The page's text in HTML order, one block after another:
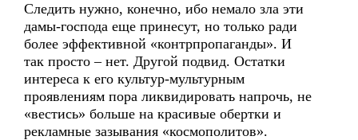
Следить нужно, конечно, ибо немало зла эти
дамы-господа еще принесут, но только ради
более эффективной «контрпропаганды». И
так просто – нет. Другой подвид. Остатки
интереса к его культур-мультурным
проявлениям пора ликвидировать напрочь, не
«вестись» больше на красивые обертки и
рекламные зазывания «космополитов».